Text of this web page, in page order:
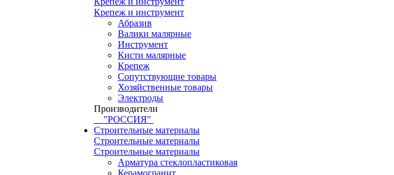
Крепеж и инструмент
Абразив
Валики малярные
Инструмент
Кисти малярные
Крепеж
Сопутствующие товары
Хозяйственные товары
Электроды
Производители
"РОССИЯ"
Строительные материалы
Строительные материалы
Строительные материалы
Арматура стеклопластиковая
Керамогранит